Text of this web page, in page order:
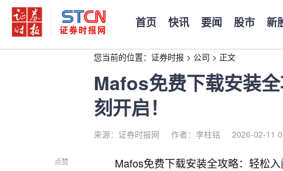
首页 快讯 要闻 股市 新
您当前的位置： 证券时报 > 公司 > 正文
Mafos免费下载安装
刻开启！
来源：证券时报网 作者：李柱铭 2026-02-11
点赞 Mafos免费下载安装全攻略：轻松入